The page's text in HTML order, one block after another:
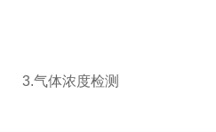
3.气体浓度检测